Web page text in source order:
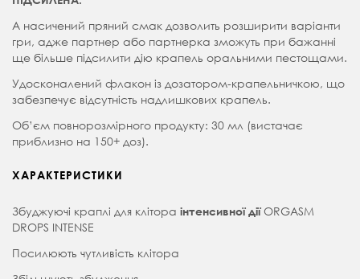
А насичений пряний смак дозволить розширити варіанти
гри, адже партнер або партнерка зможуть при бажанні
ще більше підсилити дію крапель оральними пестощами.
Удосконалений флакон із дозатором-крапельничкою, що
забезпечує відсутність надлишкових крапель.
Об’єм повнорозмірного продукту: 30 мл (вистачає
приблизно на 150+ доз).
ХАРАКТЕРИСТИКИ
Збуджуючі краплі для клітора інтенсивної діїORGASM
DROPS INTENSE
Посилюють чутливість клітора